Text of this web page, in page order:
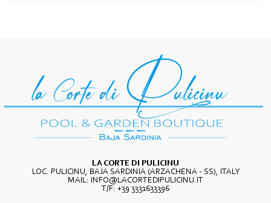
LA CORTE DI PULICINU
LOC. PULICINU, BAJA SARDINIA (ARZACHENA - SS), ITALY
MAIL:
INFO@LACORTEDIPULICINU.IT
T/F: +39 3331633396